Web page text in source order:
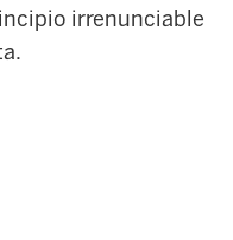
irrenunciable